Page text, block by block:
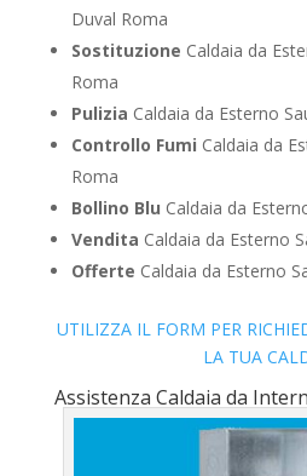
Duval Roma
Sostituzione Caldaia da
Roma
Pulizia Caldaia da Esterno
Controllo Fumi Caldaia da
Roma
Bollino Blu Caldaia da
Vendita Caldaia da Esterno
Offerte Caldaia da Esterno
UTILIZZA IL FORM PER
LA TUA
Assistenza Caldaia da